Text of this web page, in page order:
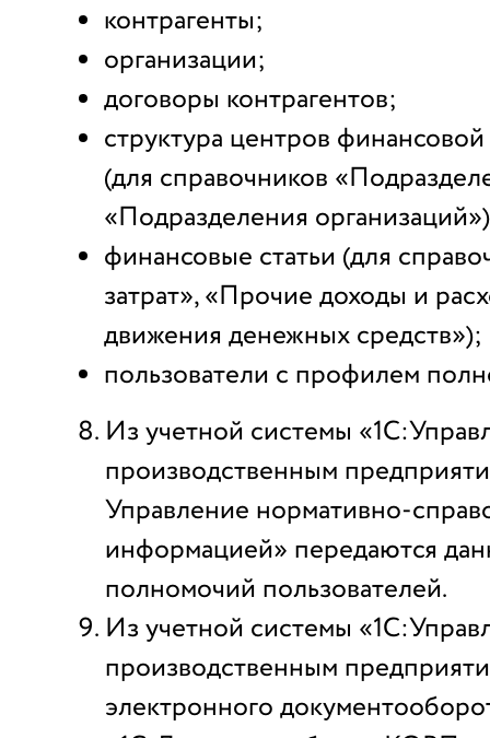
контрагенты;
организации;
договоры контрагентов;
структура центров
(для справочников
«Подразделения
финансовые статьи (для
затрат», «Прочие доходы и
движения денежных средств»);
пользователи с профилем
Из учетной системы
производственным
Управление нормативно-
информацией» передаются
полномочий пользователей.
Из учетной системы
производственным
электронного